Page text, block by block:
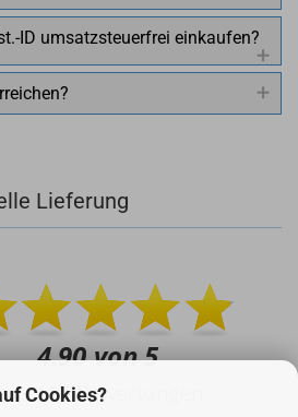
Cookies?
ID umsatzsteuerfrei einkaufen?
50 79 78 2
Lieferung